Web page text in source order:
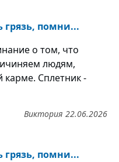
грязь, помни...
о том, что
людям,
карме. Сплетник -
22.06.2026
Виктория
грязь, помни...